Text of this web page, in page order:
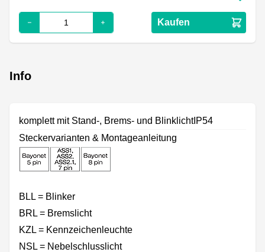
Kaufen
Info
komplett mit Stand-, Brems- und BlinklichtIP54
Steckervarianten & Montageanleitung
BLL = Blinker
BRL = Bremslicht
KZL = Kennzeichenleuchte
NSL = Nebelschlusslicht